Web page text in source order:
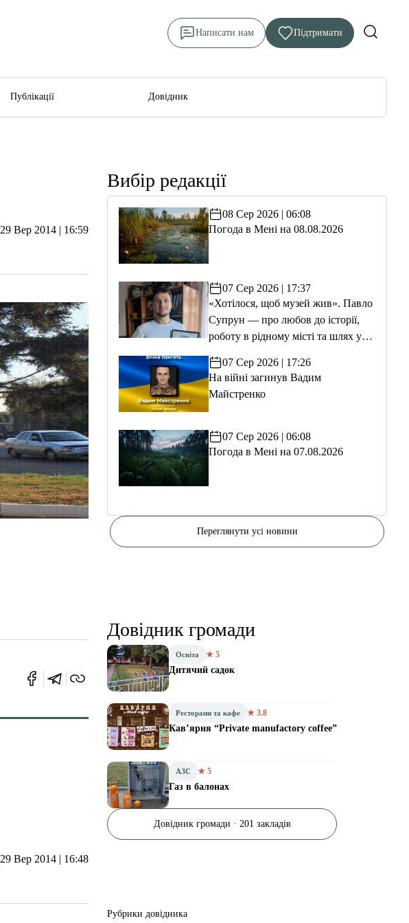
Написати нам Підтримати
Публікації Довідник
29 Вер 2014 | 16:59
29 Вер 2014 | 16:48
Вибір редакції
08 Сер 2026 | 06:08
Погода в Мені на 08.08.2026
07 Сер 2026 | 17:37
«Хотілося, щоб музей жив». Павло
Супрун — про любов до історії,
роботу в рідному місті та шлях у
07 Сер 2026 | 17:26
На війні загинув Вадим
Майстренко
07 Сер 2026 | 06:08
Погода в Мені на 07.08.2026
Переглянути усі новини
Довідник громади
Освіта ★ 5
Дитячий садок
Ресторани та кафе ★ 3.8
Кав’ярня “Private manufactory coffee”
АЗС ★ 5
Газ в балонах
Довідник громади · 201 закладів
Рубрики довідника